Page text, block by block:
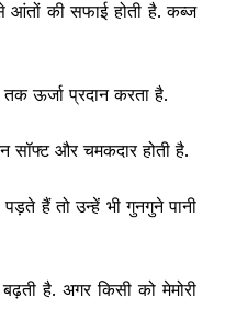
आंतों की सफाई होती है. कब्ज
ऊर्जा प्रदान करता है.
सॉफ्ट और चमकदार होती है.
हैं तो उन्हें भी गुनगुने पानी
है. अगर किसी को मेमोरी